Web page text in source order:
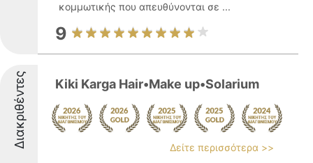
κομμωτικής που απευθύνονται σε ...
9
Διακριθέντες Kiki Karga Hair•Make up•Solarium
Δείτε περισσότερα >>